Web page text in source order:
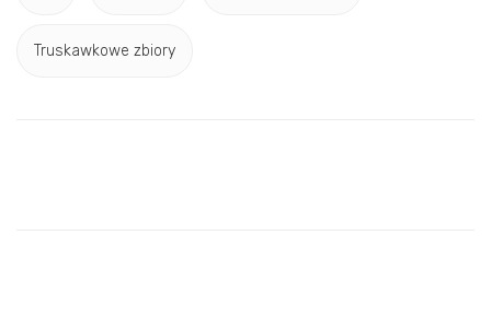
Truskawkowe zbiory